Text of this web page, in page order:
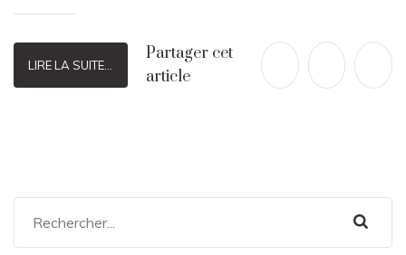
LIRE LA SUITE...
Partager cet
article